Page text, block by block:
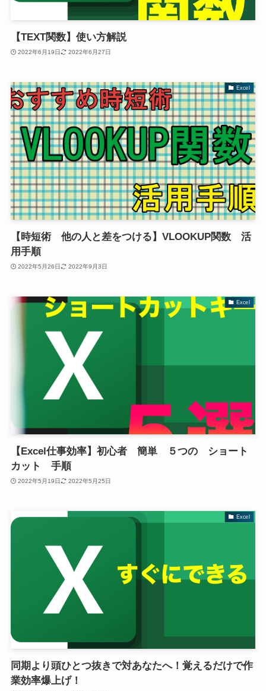
【TEXT関数】使い方解説
2022年6月19日 2022年6月27日
Excel
【時短術 他の人と差をつける】VLOOKUP関数 活
用手順
2022年5月26日 2022年9月3日
Excel
【Excel仕事効率】初心者 簡単 ５つの ショート
カット 手順
2022年5月19日 2022年5月25日
Excel
同期より頭ひとつ抜きで対あなたへ！覚えるだけで作
業効率爆上げ！